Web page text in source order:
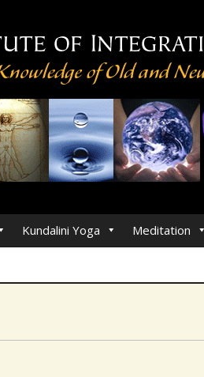
Kundalini Yoga Meditation